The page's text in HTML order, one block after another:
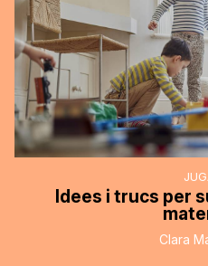
Idees i trucs per
Clara